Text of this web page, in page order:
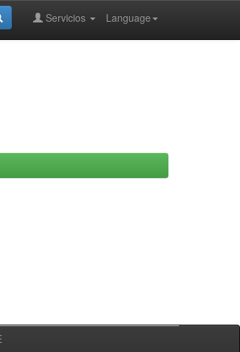
Language
Servicios